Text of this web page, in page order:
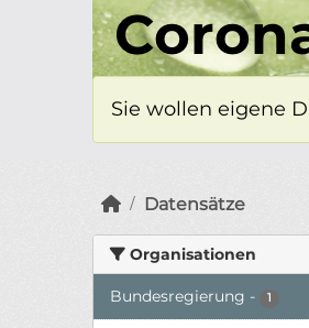
Sie wollen eigene
Datensätze
Organisationen
Bundesregierung - 1